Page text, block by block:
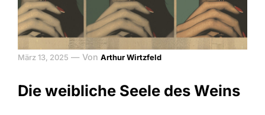
März 13, 2025 — Von Arthur Wirtzfeld
Die weibliche Seele des Weins